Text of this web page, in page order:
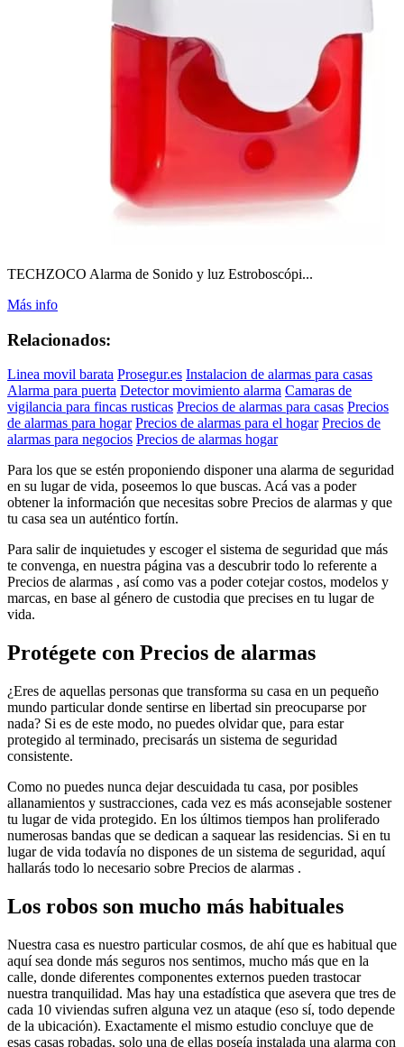
TECHZOCO Alarma de Sonido y luz Estroboscópi...
Más info
Relacionados:
Linea movil barata Prosegur.es Instalacion de alarmas para casas
Alarma para puerta Detector movimiento alarma Camaras de
vigilancia para fincas rusticas Precios de alarmas para casas Precios
de alarmas para hogar Precios de alarmas para el hogar Precios de
alarmas para negocios Precios de alarmas hogar
Para los que se estén proponiendo disponer una alarma de seguridad
en su lugar de vida, poseemos lo que buscas. Acá vas a poder
obtener la información que necesitas sobre Precios de alarmas y que
tu casa sea un auténtico fortín.
Para salir de inquietudes y escoger el sistema de seguridad que más
te convenga, en nuestra página vas a descubrir todo lo referente a
Precios de alarmas , así como vas a poder cotejar costos, modelos y
marcas, en base al género de custodia que precises en tu lugar de
vida.
Protégete con Precios de alarmas
¿Eres de aquellas personas que transforma su casa en un pequeño
mundo particular donde sentirse en libertad sin preocuparse por
nada? Si es de este modo, no puedes olvidar que, para estar
protegido al terminado, precisarás un sistema de seguridad
consistente.
Como no puedes nunca dejar descuidada tu casa, por posibles
allanamientos y sustracciones, cada vez es más aconsejable sostener
tu lugar de vida protegido. En los últimos tiempos han proliferado
numerosas bandas que se dedican a saquear las residencias. Si en tu
lugar de vida todavía no dispones de un sistema de seguridad, aquí
hallarás todo lo necesario sobre Precios de alarmas .
Los robos son mucho más habituales
Nuestra casa es nuestro particular cosmos, de ahí que es habitual que
aquí sea donde más seguros nos sentimos, mucho más que en la
calle, donde diferentes componentes externos pueden trastocar
nuestra tranquilidad. Mas hay una estadística que asevera que tres de
cada 10 viviendas sufren alguna vez un ataque (eso sí, todo depende
de la ubicación). Exactamente el mismo estudio concluye que de
esas casas robadas, solo una de ellas poseía instalada una alarma con